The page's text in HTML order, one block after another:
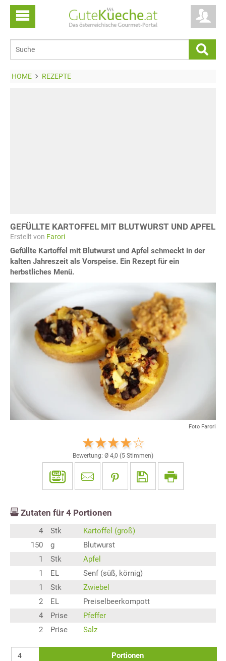
HOME REZEPTE
GEFÜLLTE KARTOFFEL MIT BLUTWURST UND APFEL
Erstellt von Farori
Gefüllte Kartoffel mit Blutwurst und Apfel schmeckt in der
kalten Jahreszeit als Vorspeise. Ein Rezept für ein
herbstliches Menü.
Foto Farori
Bewertung: Ø 4,0 (5 Stimmen)
Zutaten für 4 Portionen
4 Stk
Kartoffel (groß)
150
g
Blutwurst
1
Stk
Apfel
1
EL
Senf (süß, körnig)
1
Stk
Zwiebel
2
EL
Preiselbeerkompott
4
Prise
Pfeffer
2
Prise Salz
Portionen